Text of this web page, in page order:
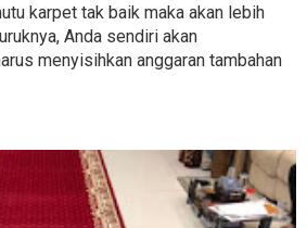
karpet tak baik maka akan lebih
Anda sendiri akan
menyisihkan anggaran tambahan